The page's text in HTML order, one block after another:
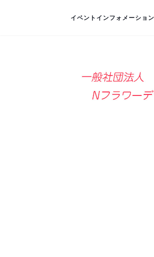
イベントインフォメーション